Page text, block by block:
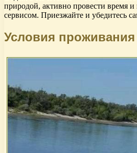
природой, активно провести время
сервисом. Приезжайте и убедитесь
Условия проживания